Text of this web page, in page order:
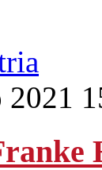
2021